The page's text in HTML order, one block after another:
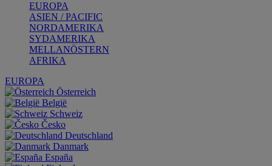
EUROPA
ASIEN / PACIFIC
NORDAMERIKA
SYDAMERIKA
MELLANÖSTERN
AFRIKA
EUROPA
Österreich
België
Schweiz
Česko
Deutschland
Danmark
España